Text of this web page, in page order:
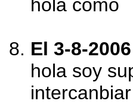
hola como
El 3-8-2006
hola soy